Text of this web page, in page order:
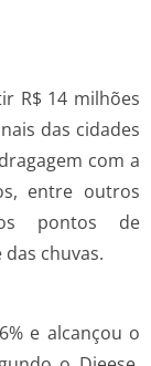
R$ 14 milhões
das cidades
com a
entre outros
pontos de
chuvas.
e alcançou o